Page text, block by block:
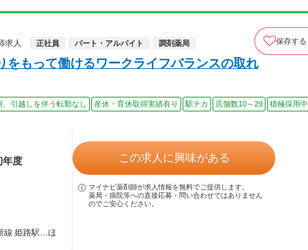
求人
正社員 パート・アルバイト 調剤薬局 保存する
をもって働けるワークライフバランスの取れ
、引越しを伴う転勤なし 産休・育休取得実績有り 駅チカ 店舗数10～29
積極採用中
年度
線 姫路駅…ほ
この求人に興味がある
マイナビ薬剤師が求人情報を無料でご提供します。
薬局・病院等への直接応募・問い合わせではありません
のでご安心ください。